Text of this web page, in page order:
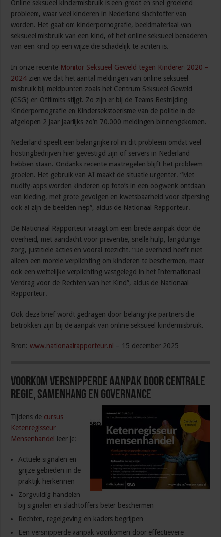
Online seksueel kindermisbruik is een groot en snel groeiend
probleem, waar veel kinderen in Nederland slachtoffer van
worden. Het gaat om kinderpornografie, beeldmateriaal van
seksueel misbruik van een kind, of het online seksueel benaderen
van een kind op een wijze die schadelijk te achten is.
In onze recente Monitor Seksueel Geweld tegen Kinderen 2020 –
2024 zien we dat het aantal meldingen van online seksueel
misbruik bij meldpunten zoals het Centrum Seksueel Geweld
(CSG) en Offlimits stijgt. Zo zijn er bij de Teams Bestrijding
Kinderpornografie en Kindersekstoerisme van de politie in de
afgelopen 2 jaar jaarlijks zo’n 70.000 meldingen binnengekomen.
Nederland speelt een belangrijke rol in dit probleem omdat veel
hostingbedrijven hier gevestigd zijn of servers in Nederland
hebben staan. Ondanks recente maatregelen blijft het probleem
groeien. Het gebruik van AI maakt de situatie urgenter. “Met
nudify-apps worden kinderen op foto’s in een oogwenk ontdaan
van kleding, met grote gevolgen en kwetsbaarheid voor afpersing
ook al zijn de beelden nep”, aldus de Nationaal Rapporteur.
De Nationaal Rapporteur vraagt om een brede aanpak door de
overheid, met aandacht voor preventie, snelle hulp, langdurige
zorg, justitiële acties en vooral toezicht. “De overheid heeft niet
alleen een morele verplichting om kinderen te beschermen, maar
ook een wettelijke verplichting vastgelegd in het Internationaal
Verdrag voor de Rechten van het Kind”, aldus de Nationaal
Rapporteur.
Ook deze brief wordt gedragen door belangrijke partners die
betrokken zijn bij de aanpak van online seksueel kindermisbruik.
Bron:www.nationaalrapporteur.nl – 15 december 2025
Voorkom versnipperde aanpak door centrale
regie, samenhang en governance
Tijdens de cursus
Ketenregisseur
Mensenhandel
leer je:
Actuele signalen en
grijze gebieden in de
praktijk herkennen
Zorgvuldig handelen
bij signalen en slachtoffers beter beschermen
Rechten, regelgeving en kaders begrijpen
Een versnipperde aanpak voorkomen door effectievere